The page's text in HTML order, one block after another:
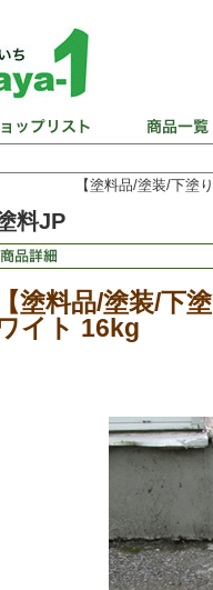
【塗料品/塗装/下塗
料JP
塗料品/塗装/下
イト 16kg